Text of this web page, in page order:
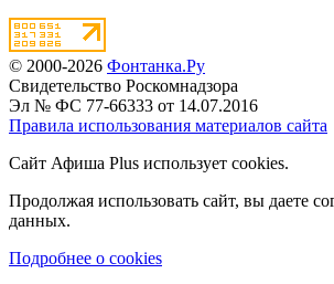
© 2000-2026 Фонтанка.Ру
Свидетельство Роскомнадзора
Эл № ФС 77-66333 от 14.07.2016
Правила использования материалов сайта
Сайт Афиша Plus использует cookies.
Продолжая использовать сайт, вы даете
данных.
Подробнее о cookies